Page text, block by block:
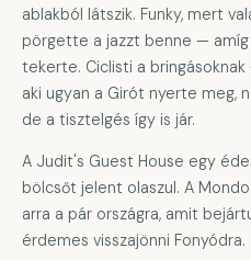
ablakból látszik. Funky, mert
pörgette a jazzt benne — amíg
tekerte. Ciclisti a
aki ugyan a Girót nyerte meg,
de a tisztelgés így is jár.
A Judit's Guest House egy
bölcsőt jelent olaszul. A
arra a pár országra, amit
érdemes visszajönni Fonyódra.